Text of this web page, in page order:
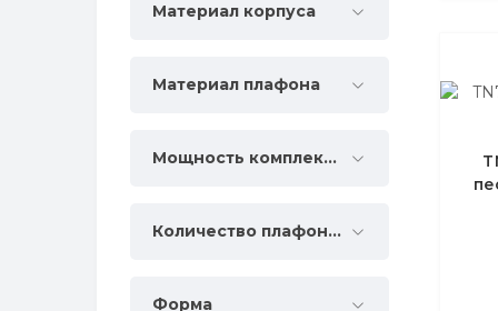
Материал корпуса
Материал плафона
Мощность комплектации, Вт
Количество плафонов
Форма